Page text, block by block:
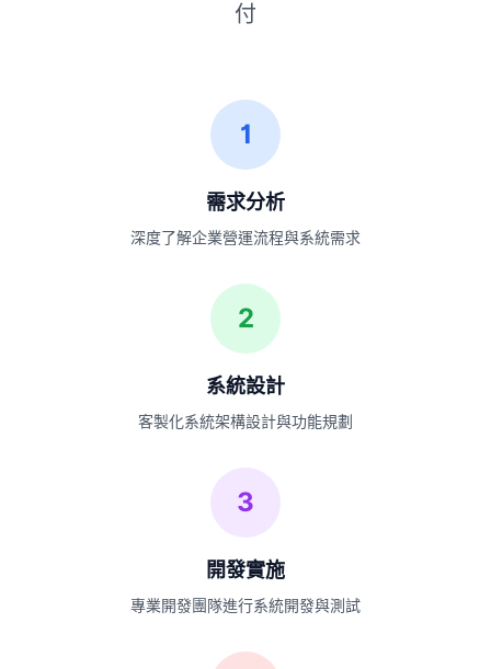
付
1
需求分析
深度了解企業營運流程與系統需求
2
系統設計
客製化系統架構設計與功能規劃
3
開發實施
專業開發團隊進行系統開發與測試